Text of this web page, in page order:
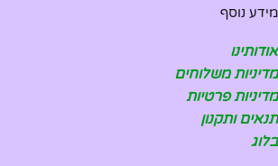
מידע נוסף
אודותינו
מדיניות משלוחים
מדיניות פרטיות
תנאים ותקנון
בלוג